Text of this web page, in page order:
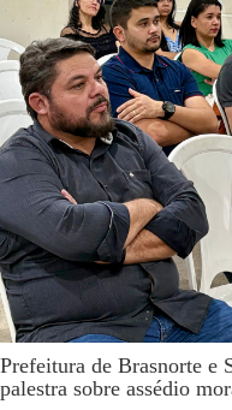
Prefeitura de Brasnorte e
palestra sobre assédio